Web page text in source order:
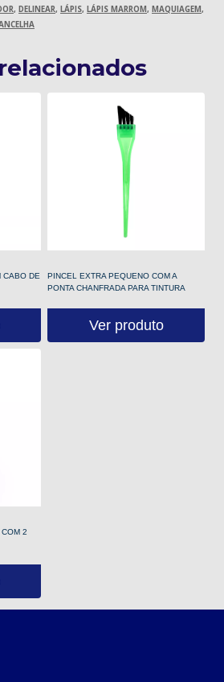
, DELINEAR, LÁPIS, LÁPIS MARROM, MAQUIAGEM,
CABO DE
PINCEL EXTRA PEQUENO COM A
PONTA CHANFRADA PARA TINTURA
Ver produto
2